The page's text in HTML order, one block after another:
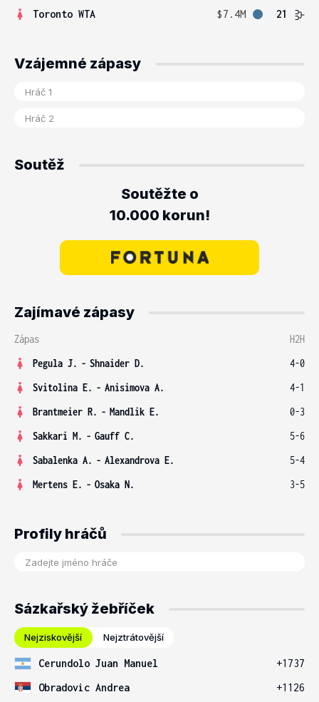
Toronto WTA
$7.4M 21
Vzájemné zápasy
Soutěž
Soutěžte o
10.000 korun!
Zajímavé zápasy
Zápas
H2H
Pegula J. - Shnaider D.
4-0
Svitolina E. - Anisimova A.
4-1
Brantmeier R. - Mandlik E.
0-3
Sakkari M. - Gauff C.
5-6
Sabalenka A. - Alexandrova E.
5-4
Mertens E. - Osaka N. 3-5
Profily hráčů
Sázkařský žebříček
Nejziskovější Nejztrátovější
Cerundolo Juan Manuel
+1737
Obradovic Andrea
+1126